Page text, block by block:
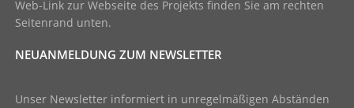
Web-Link zur Webseite des Projekts finden Sie am rechten
Seitenrand unten.
NEUANMELDUNG ZUM NEWSLETTER
Unser Newsletter informiert in unregelmäßigen Abständen